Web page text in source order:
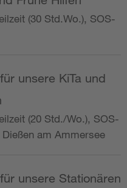
(30 Std.Wo.), SOS-
unsere KiTa und
(20 Std./Wo.), SOS-
am Ammersee
unsere Stationären